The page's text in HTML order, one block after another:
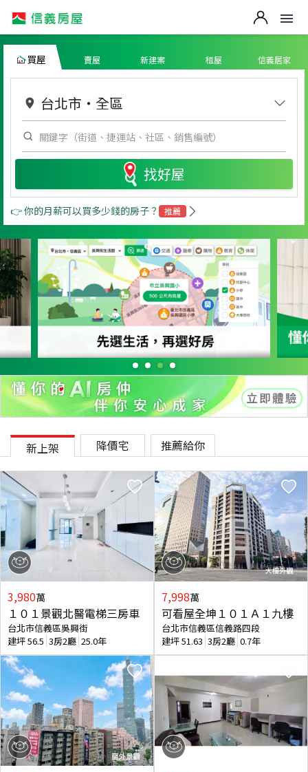
買屋 賣屋 新建案 租屋 信義居家
台北市 ・ 全區
找好屋
👉 你的月薪可以買多少錢的房子？ 推薦
新上架 降價宅 推薦給你
3,980萬
１０１景觀北醫電梯三房車
台北市信義區吳興街
建坪56.5 3房2廳 25.0年
7,998萬
可看屋全坤１０１Ａ１九樓
台北市信義區信義路四段
建坪51.63 3房2廳 0.7年